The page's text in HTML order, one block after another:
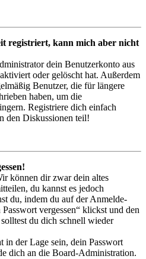
registriert, kann mich aber nicht
dein Benutzerkonto aus
oder gelöscht hat. Außerdem
Benutzer, die für längere
haben, um die
Registriere dich einfach
den Diskussionen teil!
können dir zwar dein altes
du kannst es jedoch
du, indem du auf der Anmelde-
vergessen“ klickst und den
du dich schnell wieder
in der Lage sein, dein Passwort
dich an die Board-Administration.